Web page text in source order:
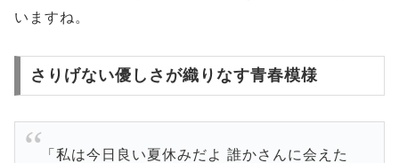
いますね。
さりげない優しさが織りなす青春模様
「私は今日良い夏休みだよ 誰かさんに会えた